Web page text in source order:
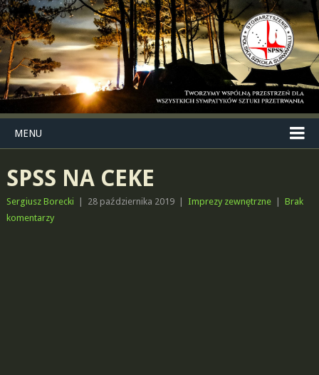
MENU
SPSS NA CEKE
Sergiusz Borecki 28 października 2019 Imprezy zewnętrzne
Brak
komentarzy